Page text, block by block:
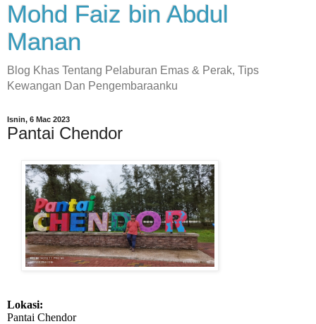
Mohd Faiz bin Abdul
Manan
Blog Khas Tentang Pelaburan Emas & Perak, Tips
Kewangan Dan Pengembaraanku
Isnin, 6 Mac 2023
Pantai Chendor
Lokasi:
Pantai Chendor